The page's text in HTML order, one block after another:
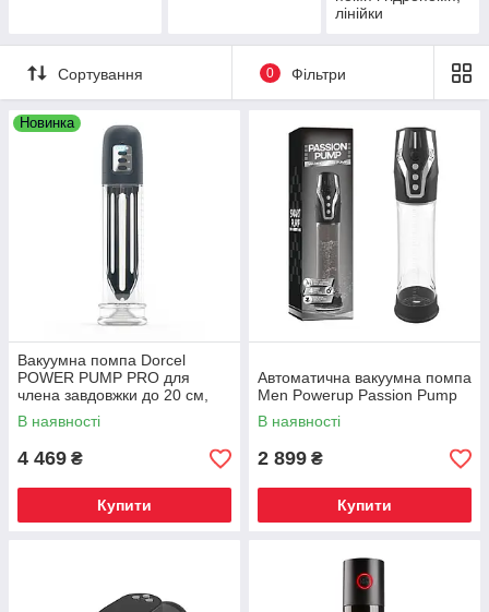
лінійки
Сортування 0 Фільтри
Новинка
Вакуумна помпа Dorcel
POWER PUMP PRO для
члена завдовжки до 20 см,
діаметр до 5 см, Київ
В наявності
4 469 ₴
Купити
Автоматична вакуумна помпа
Men Powerup Passion Pump
В наявності
2 899 ₴
Купити